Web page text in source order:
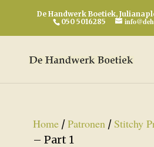
De Handwerk Boetiek,
050 5016285
Home/Patronen/ Stitchy
– Part 1